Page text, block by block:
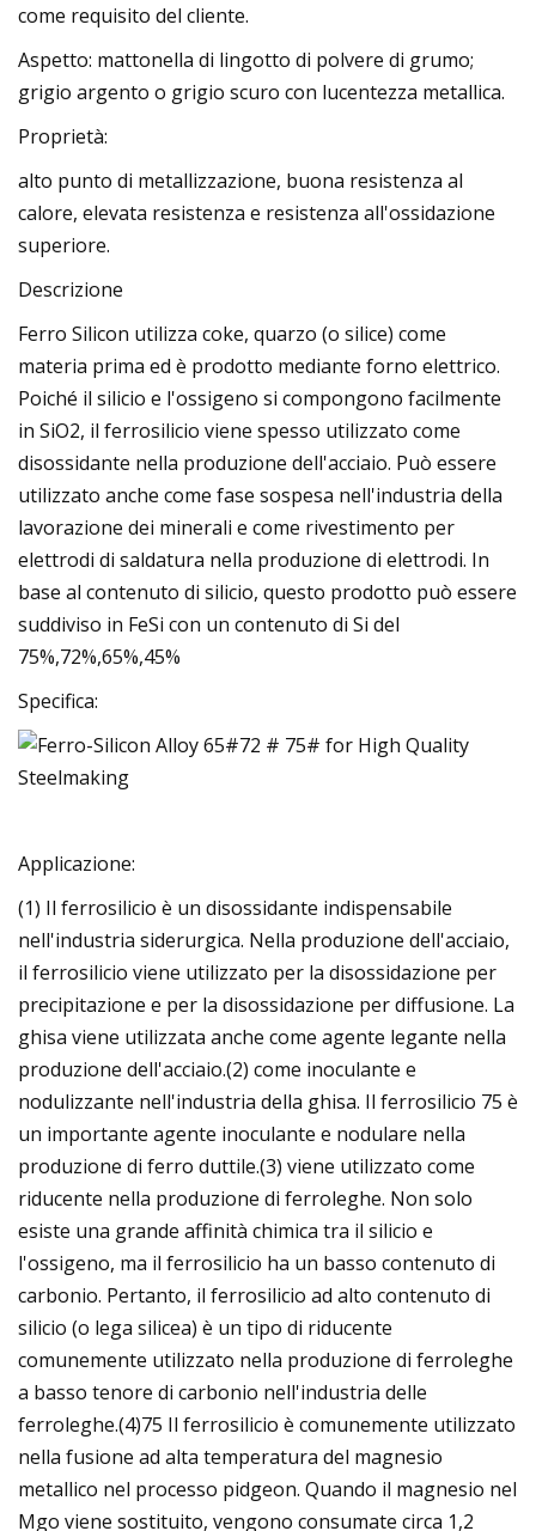
come requisito del cliente.
Aspetto: mattonella di lingotto di polvere di grumo;
grigio argento o grigio scuro con lucentezza metallica.
Proprietà:
alto punto di metallizzazione, buona resistenza al
calore, elevata resistenza e resistenza all'ossidazione
superiore.
Descrizione
Ferro Silicon utilizza coke, quarzo (o silice) come
materia prima ed è prodotto mediante forno elettrico.
Poiché il silicio e l'ossigeno si compongono facilmente
in SiO2, il ferrosilicio viene spesso utilizzato come
disossidante nella produzione dell'acciaio. Può essere
utilizzato anche come fase sospesa nell'industria della
lavorazione dei minerali e come rivestimento per
elettrodi di saldatura nella produzione di elettrodi. In
base al contenuto di silicio, questo prodotto può essere
suddiviso in FeSi con un contenuto di Si del
75%,72%,65%,45%
Specifica:
Applicazione:
(1) Il ferrosilicio è un disossidante indispensabile
nell'industria siderurgica. Nella produzione dell'acciaio,
il ferrosilicio viene utilizzato per la disossidazione per
precipitazione e per la disossidazione per diffusione. La
ghisa viene utilizzata anche come agente legante nella
produzione dell'acciaio.(2) come inoculante e
nodulizzante nell'industria della ghisa. Il ferrosilicio 75 è
un importante agente inoculante e nodulare nella
produzione di ferro duttile.(3) viene utilizzato come
riducente nella produzione di ferroleghe. Non solo
esiste una grande affinità chimica tra il silicio e
l'ossigeno, ma il ferrosilicio ha un basso contenuto di
carbonio. Pertanto, il ferrosilicio ad alto contenuto di
silicio (o lega silicea) è un tipo di riducente
comunemente utilizzato nella produzione di ferroleghe
a basso tenore di carbonio nell'industria delle
ferroleghe.(4)75 Il ferrosilicio è comunemente utilizzato
nella fusione ad alta temperatura del magnesio
metallico nel processo pidgeon. Quando il magnesio nel
Mgo viene sostituito, vengono consumate circa 1,2